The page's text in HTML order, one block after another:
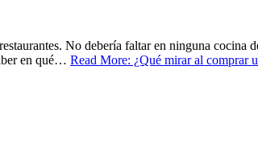
No debería faltar en ninguna cocina
en qué… Read More: ¿Qué mirar al comprar